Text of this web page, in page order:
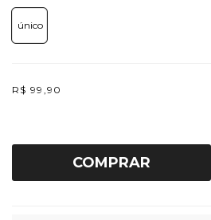
único
R$ 99,90
COMPRAR